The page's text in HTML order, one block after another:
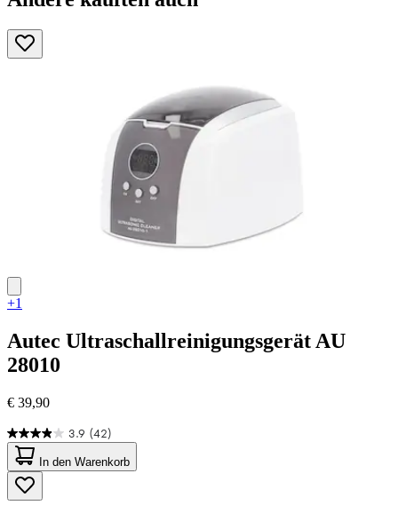
+1
Autec Ultraschallreinigungsgerät AU
28010
€ 39,90
3.9 (42)
3.9
von
5
Sternen.
42
In den Warenkorb